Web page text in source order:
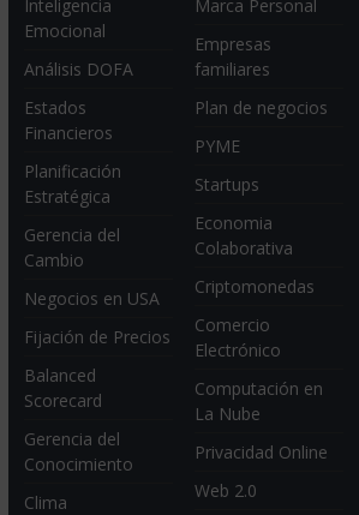
Inteligencia
Emocional
Análisis DOFA
Estados
Financieros
Planificación
Estratégica
Gerencia del
Cambio
Negocios en USA
Fijación de Precios
Balanced
Scorecard
Gerencia del
Conocimiento
Clima
Marca Personal
Empresas
familiares
Plan de negocios
PYME
Startups
Economia
Colaborativa
Criptomonedas
Comercio
Electrónico
Computación en
La Nube
Privacidad Online
Web 2.0